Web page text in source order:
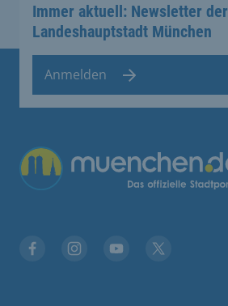
Immer aktuell: Newsletter der
Landeshauptstadt München
Anmelden